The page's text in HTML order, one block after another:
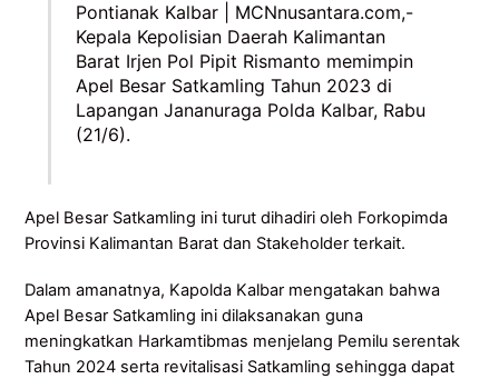
Pontianak Kalbar | MCNnusantara.com,-
Kepala Kepolisian Daerah Kalimantan
Barat Irjen Pol Pipit Rismanto memimpin
Apel Besar Satkamling Tahun 2023 di
Lapangan Jananuraga Polda Kalbar, Rabu
(21/6).
Apel Besar Satkamling ini turut dihadiri oleh Forkopimda
Provinsi Kalimantan Barat dan Stakeholder terkait.
Dalam amanatnya, Kapolda Kalbar mengatakan bahwa
Apel Besar Satkamling ini dilaksanakan guna
meningkatkan Harkamtibmas menjelang Pemilu serentak
Tahun 2024 serta revitalisasi Satkamling sehingga dapat